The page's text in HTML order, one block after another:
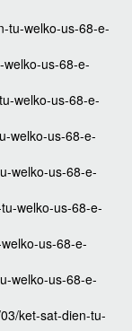
tu-welko-us-68-e-
us-68-e-
welko-us-68-e-
welko-us-68-e-
welko-us-68-e-
welko-us-68-e-
us-68-e-
welko-us-68-e-
ket-sat-dien-tu-